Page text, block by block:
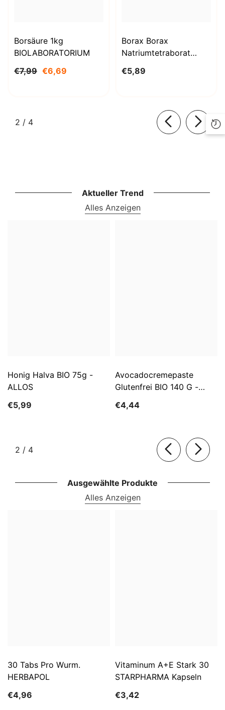
Borsäure 1kg
BIOLABORATORIUM
€7,99 €6,69
Borax Borax
Natriumtetraborat
BioLaboratorium
€5,89
2 / von
4
Aktueller Trend
Alles Anzeigen
Honig Halva BIO 75g -
ALLOS
€5,99
Avocadocremepaste
Glutenfrei BIO 140 G -
€4,44
2 / von
4
Ausgewählte Produkte
Alles Anzeigen
30 Tabs Pro Wurm.
HERBAPOL
€4,96
Vitaminum A+E Stark 30
STARPHARMA Kapseln
€3,42